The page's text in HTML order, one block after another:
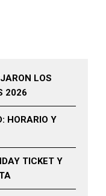
LOS
2026
HORARIO Y
TICKET Y